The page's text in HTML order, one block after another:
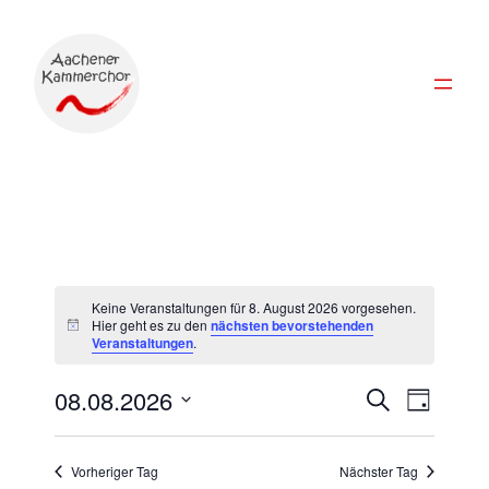
Hinweis
Keine Veranstaltungen für 8. August 2026 vorgesehen.
Hier geht es zu den nächsten bevorstehenden
Veranstaltungen.
Suche
SucheTag
08.08.2026
Datum
wählen.
Vorheriger Tag Nächster Tag